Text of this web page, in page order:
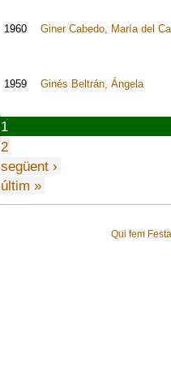
1960 Giner Cabedo, María del
1959 Ginés Beltrán, Ángela
1
2
següent ›
últim »
Qui fem